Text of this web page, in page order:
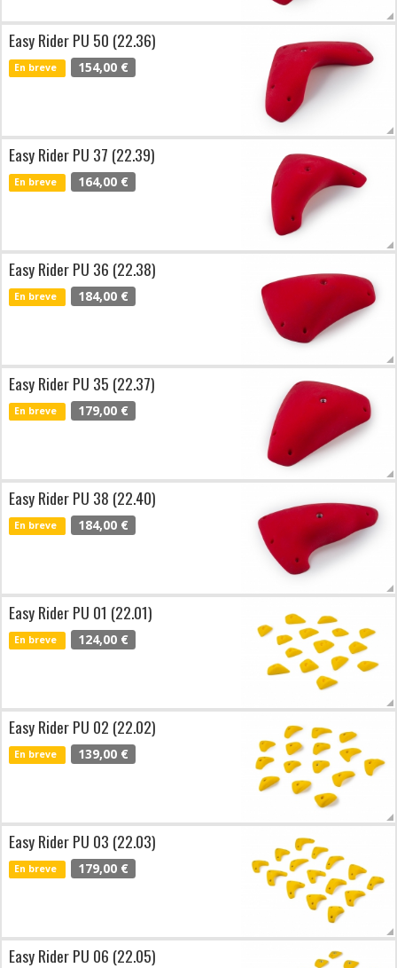
Easy Rider PU 50 (22.36)
En breve 154,00 €
Easy Rider PU 37 (22.39)
En breve 164,00 €
Easy Rider PU 36 (22.38)
En breve 184,00 €
Easy Rider PU 35 (22.37)
En breve 179,00 €
Easy Rider PU 38 (22.40)
En breve 184,00 €
Easy Rider PU 01 (22.01)
En breve 124,00 €
Easy Rider PU 02 (22.02)
En breve 139,00 €
Easy Rider PU 03 (22.03)
En breve 179,00 €
Easy Rider PU 06 (22.05)